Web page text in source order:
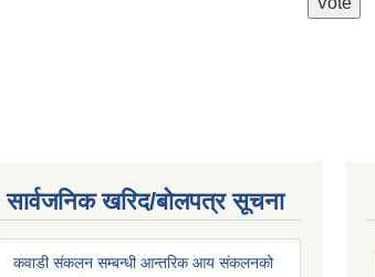
सार्वजनिक खरिद/बोलपत्र सूचना
कवाडी संकलन सम्बन्धी आन्तरिक आय संकलनको